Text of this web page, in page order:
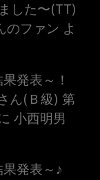
した〜(TT)
のファン よ
発表～！
ん(Ｂ級) 第
小西明男
発表～♪